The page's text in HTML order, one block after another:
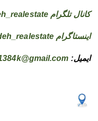
کانال تلگرام yabandeh_realestate
اینستاگرام yabandeh_realestate
ایمیل: